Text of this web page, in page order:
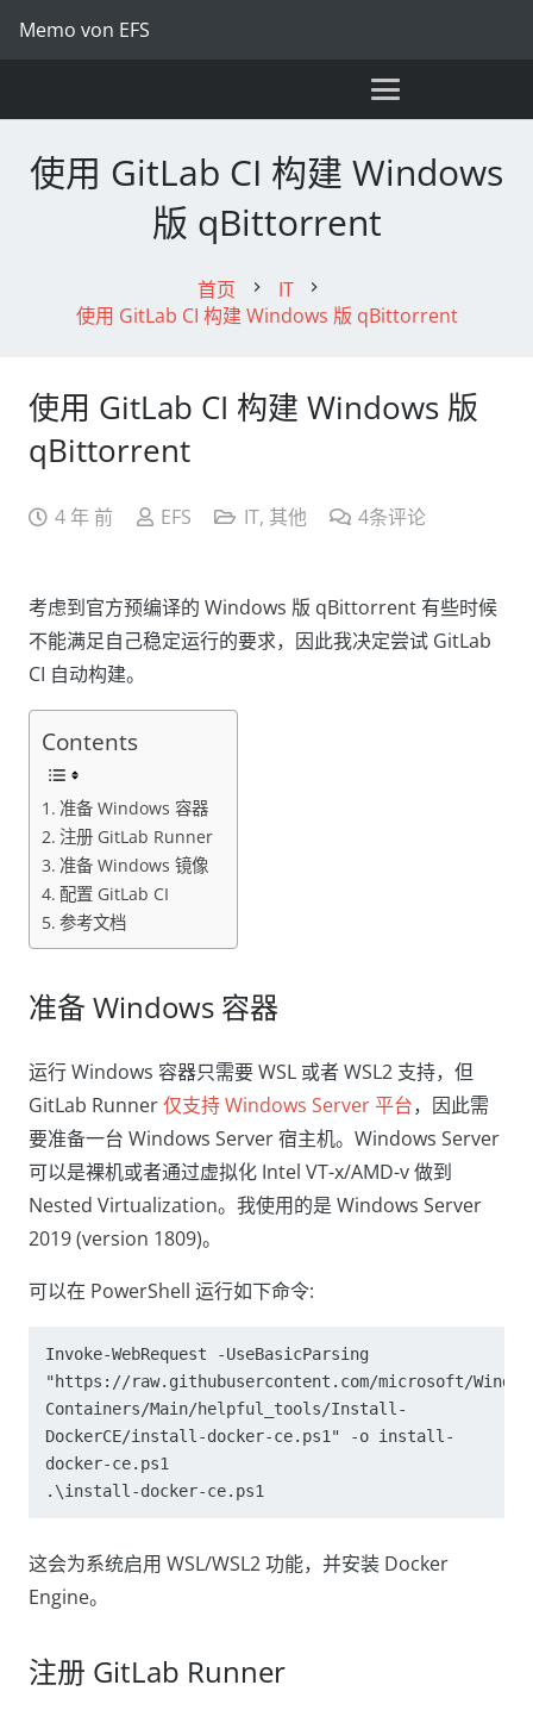
Memo von EFS
使用 GitLab CI 构建 Windows
版 qBittorrent
首页 chevron_right IT chevron_right
使用 GitLab CI 构建 Windows 版 qBittorrent
使用 GitLab CI 构建 Windows 版
qBittorrent
4 年 前 EFS IT, 其他 4条评论
考虑到官方预编译的 Windows 版 qBittorrent 有些时候
不能满足自己稳定运行的要求，因此我决定尝试 GitLab
CI 自动构建。
Contents
准备 Windows 容器
注册 GitLab Runner
准备 Windows 镜像
配置 GitLab CI
参考文档
准备 Windows 容器
运行 Windows 容器只需要 WSL 或者 WSL2 支持，但
GitLab Runner仅支持 Windows Server 平台，因此需
要准备一台 Windows Server 宿主机。Windows Server
可以是裸机或者通过虚拟化 Intel VT-x/AMD-v 做到
Nested Virtualization。我使用的是 Windows Server
2019 (version 1809)。
可以在 PowerShell 运行如下命令:
Invoke-WebRequest -UseBasicParsing
"https://raw.githubusercontent.com/microsoft/
Containers/Main/helpful_tools/Install-
DockerCE/install-docker-ce.ps1" -o install-
docker-ce.ps1
这会为系统启用 WSL/WSL2 功能，并安装 Docker
Engine。
注册 GitLab Runner